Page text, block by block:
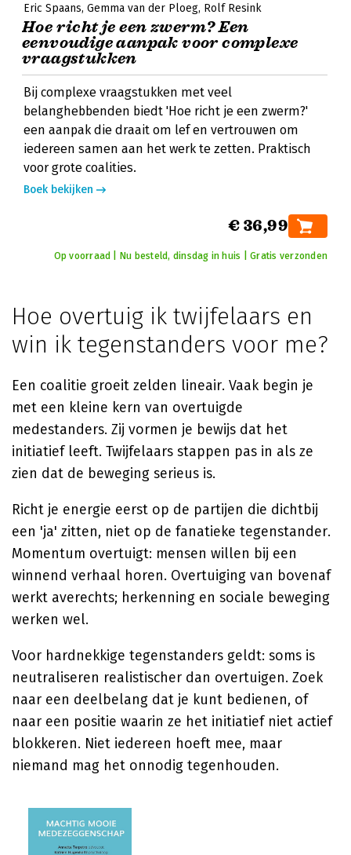
Eric Spaans Gemma van der Ploeg Rolf Resink
Hoe richt je een zwerm? Een
eenvoudige aanpak voor complexe
vraagstukken
Bij complexe vraagstukken met veel
belanghebbenden biedt 'Hoe richt je een zwerm?'
een aanpak die draait om lef en vertrouwen om
iedereen samen aan het werk te zetten. Praktisch
voor grote coalities.
Boek bekijken
€ 36,99
Op voorraad | Nu besteld, dinsdag in huis | Gratis verzonden
Hoe overtuig ik twijfelaars en
win ik tegenstanders voor me?
Een coalitie groeit zelden lineair. Vaak begin je
met een kleine kern van overtuigde
medestanders. Zij vormen je bewijs dat het
initiatief leeft. Twijfelaars stappen pas in als ze
zien dat de beweging serieus is.
Richt je energie eerst op de partijen die dichtbij
een 'ja' zitten, niet op de fanatieke tegenstander.
Momentum overtuigt: mensen willen bij een
winnend verhaal horen. Overtuiging van bovenaf
werkt averechts; herkenning en sociale beweging
werken wel.
Voor hardnekkige tegenstanders geldt: soms is
neutraliseren realistischer dan overtuigen. Zoek
naar een deelbelang dat je kunt bedienen, of
naar een positie waarin ze het initiatief niet actief
blokkeren. Niet iedereen hoeft mee, maar
niemand mag het onnodig tegenhouden.